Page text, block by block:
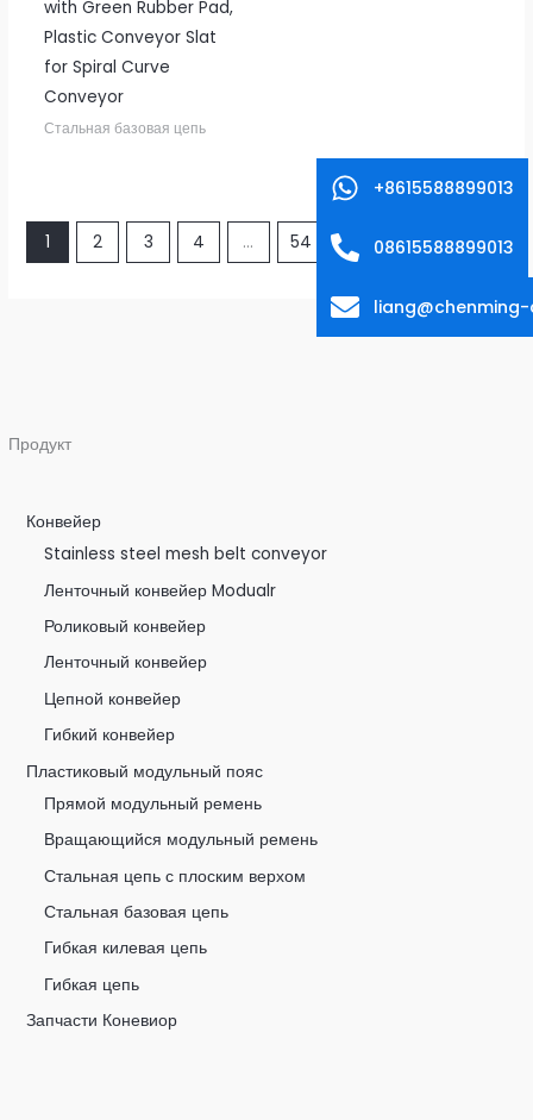
Продукт
Конвейер
Stainless steel mesh belt conveyor
Ленточный конвейер Modualr
Роликовый конвейер
Ленточный конвейер
Цепной конвейер
Гибкий конвейер
Пластиковый модульный пояс
Прямой модульный ремень
Вращающийся модульный ремень
Стальная цепь с плоским верхом
Стальная базовая цепь
Гибкая килевая цепь
Гибкая цепь
Запчасти Коневиор
with Green Rubber Pad,
Plastic Conveyor Slat
for Spiral Curve
Conveyor
Стальная базовая цепь
1 2 3 4 ... 54 56 →
+8615588899013
08615588899013